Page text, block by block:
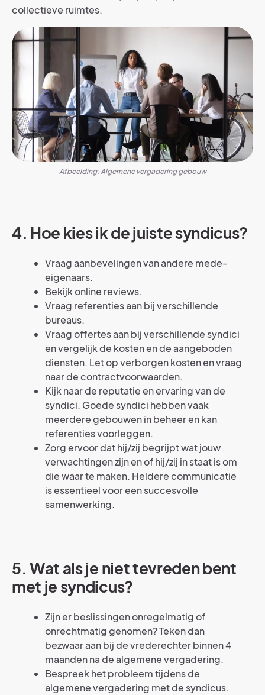
collectieve ruimtes.
Afbeelding: Algemene vergadering gebouw
4. Hoe kies ik de juiste syndicus?
Vraag aanbevelingen van andere mede-
eigenaars.
Bekijk online reviews.
Vraag referenties aan bij verschillende
bureaus.
Vraag offertes aan bij verschillende syndici
en vergelijk de kosten en de aangeboden
diensten. Let op verborgen kosten en vraag
naar de contractvoorwaarden.
Kijk naar de reputatie en ervaring van de
syndici. Goede syndici hebben vaak
meerdere gebouwen in beheer en kan
referenties voorleggen.
Zorg ervoor dat hij/zij begrijpt wat jouw
verwachtingen zijn en of hij/zij in staat is om
die waar te maken. Heldere communicatie
is essentieel voor een succesvolle
samenwerking.
5. Wat als je niet tevreden bent
met je syndicus?
Zijn er beslissingen onregelmatig of
onrechtmatig genomen? Teken dan
bezwaar aan bij de vrederechter binnen 4
maanden na de algemene vergadering.
Bespreek het probleem tijdens de
algemene vergadering met de syndicus.